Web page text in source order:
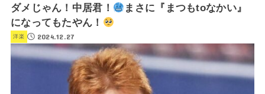
ダメじゃん！中居君！
まさに『まつもtoなかい』
になってもたやん！
洋楽 2024.12.27